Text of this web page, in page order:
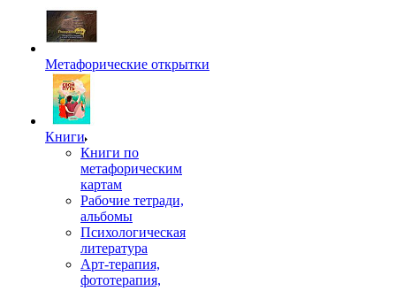
Метафорические открытки
Книги
Книги по
метафорическим
картам
Рабочие тетради,
альбомы
Психологическая
литература
Арт-терапия,
фототерапия,